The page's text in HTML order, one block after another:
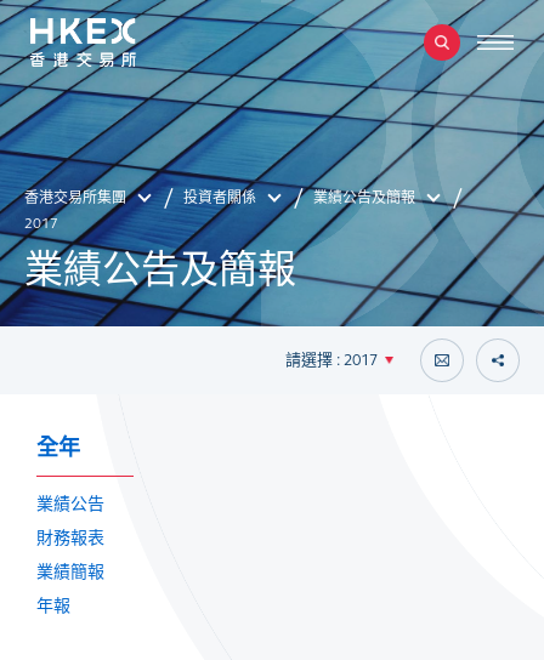
香港交易所集團 投資者關係
業績公告及簡報
2017
業績公告及簡報
請選擇 : 2017
全年
業績公告
財務報表
業績簡報
年報